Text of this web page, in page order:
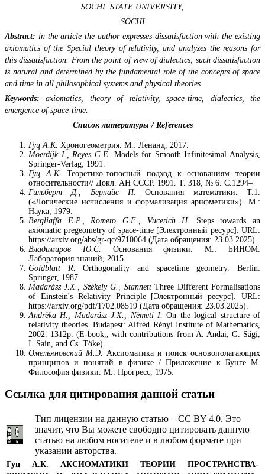
SOCHI STATE UNIVERSITY,
SOCHI
Abstract: in thearticle the author expresses dissatisfaction with the existing
axiomatics of the Special theory of relativity, and analyzes the reasons for
this dissatisfaction. From the point of view of dialectics, such dissatisfaction
is natural and determined by the fundamental role of the concepts of space
and time in all philosophical systems and physical theories.
Keywords:axiomatics,
theory of relativity, space-time, dialectics, the
emergence of space-time.
Список литературы / References
Гуц А.К. Хроногеометрия. М.: Ленанд, 2017.
Moerdijk I., Reyes G.E.
Models for Smooth Infinitesimal Analysis,
Springer-Verlag, 1991.
Гуц А.К.
Теоретико-топосный подход к основаниям теории
относительности// Докл. АН СССР. 1991. Т. 318, № 6. С.1294–
Гильберт Д., Бернайс П.
Основания математики. Т.1.
(«Логические исчисления и формализация арифметики»). М.:
Наука, 1979.
Bergliaffa
E.P., Romero G.E., VucetichH.
Steps towards an
axiomatic pregeometry of space-time [Электронный ресурс]. URL:
https://arxiv.org/abs/gr-qc/9710064 (Дата обращения: 23.03.2025).
Владимиров
Ю. С.
Основания физики. М.: БИНОМ.
Лаборатория знаний, 2015.
Goldblatt R.
Orthogonality and spacetime geometry. Berlin:
Springer, 1987.
Madarász J.X., Székely G., StannettThree Different Formalisations
of Einstein's Relativity Principle [Электронный ресурс]. URL:
https://arxiv.org/pdf/1702.08519 (Дата обращения: 23.03.2025).
Andrèka H., Madarász J.X., Nèmeti I.
On the logical structure of
relativity theories. Budapest: Alfrèd Rènyi Institute of Mathematics,
2002. 1312p. (E-book,, with contributions from A. Andai, G. Sági,
I. Sain, and Cs. Töke).
Омельяновский М.Э.
Аксиоматика и поиск основополагающих
принципов и понятий в физике / Приложение к Бунге М.
Философия физики. М.: Прогресс, 1975.
Ссылка для цитирования данной статьи
Тип лицензии на данную статью – CC BY 4.0. Это
значит, что Вы можете свободно цитировать данную
статью на любом носителе и в любом формате при
указании авторства.
Гуц А.К.
АКСИОМАТИКИ ТЕОРИИ ПРОСТРАНСТВА-